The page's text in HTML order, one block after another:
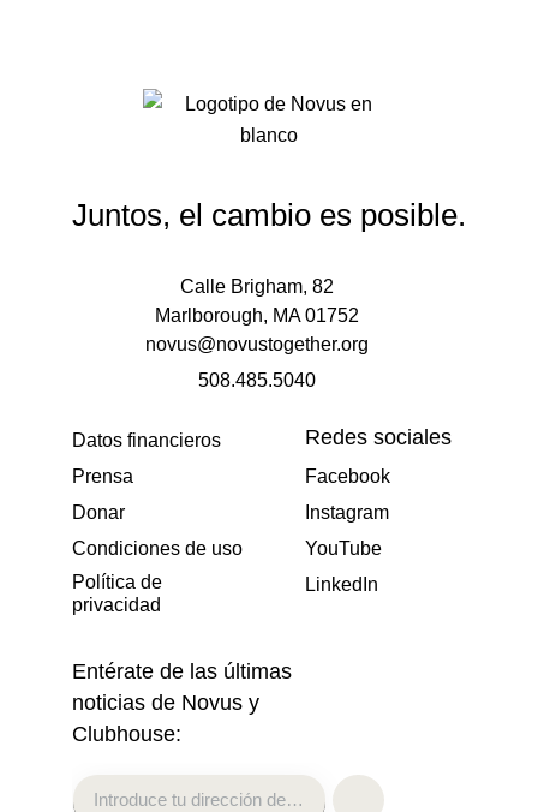
Juntos, el cambio es posible.
Calle Brigham, 82
Marlborough, MA 01752
novus@novustogether.org
508.485.5040
Datos financieros
Prensa
Donar
Condiciones de uso
Política de
privacidad
Redes sociales
Facebook
Instagram
YouTube
LinkedIn
Entérate de las últimas
noticias de Novus y
Clubhouse: